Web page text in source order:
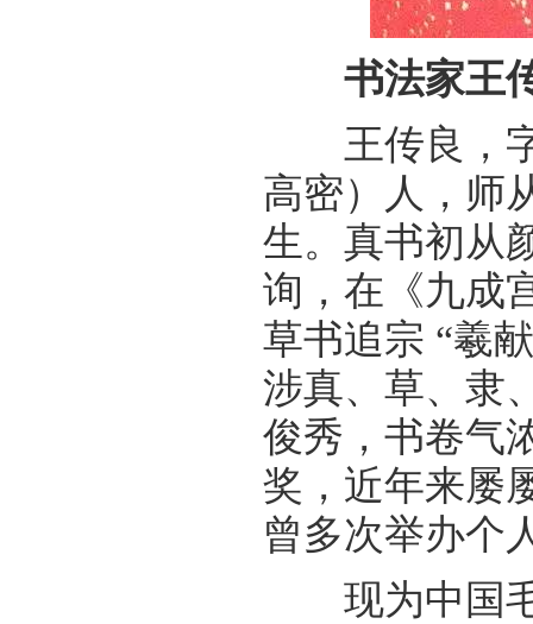
书法家王
王传良，字
高密）人，师
生。真书初从
询，在《九成
草书追宗 “羲
涉真、草、隶
俊秀，书卷气
奖，近年来屡
曾多次举办个
现为中国毛